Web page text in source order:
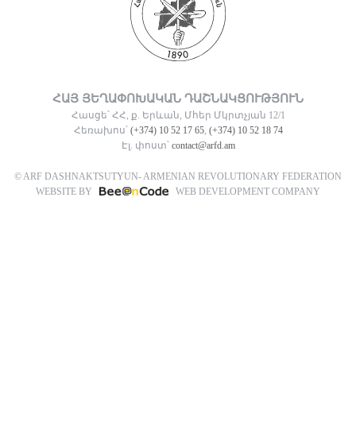
ՀԱՅ ՅԵՂԱՓՈԽԱԿԱՆ ԴԱՇՆԱԿՑՈՒԹՅՈՒՆ
Հասցե՝ ՀՀ, ք. Երևան, Մհեր Մկրտչյան 12/1
Հեռախոս՝ (+374) 10 52 17 65, (+374) 10 52 18 74
Էլ. փոստ՝ contact@arfd.am
© ARF DASHNAKTSUTYUN- ARMENIAN REVOLUTIONARY FEDERATION
WEBSITE BY
WEB DEVELOPMENT COMPANY